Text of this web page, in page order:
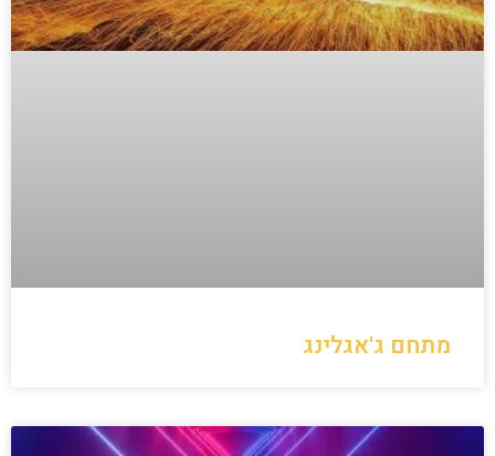
מתחם ג'אגלינג